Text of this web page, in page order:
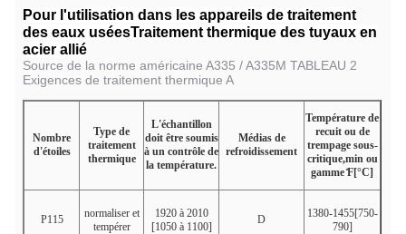
Pour l'utilisation dans les appareils de traitement
des eaux uséesTraitement thermique des tuyaux en
acier allié
Source de la norme américaine A335 / A335M TABLEAU 2
Exigences de traitement thermique A
Nombre
d'étoiles
Type de
traitement
thermique
L'échantillon
doit être soumis
à un contrôle de
la température.
Médias de
refroidissement
Température de
recuit ou de
trempage sous-
critique,min ou
gamme ̊F[°C]
P115
normaliser et
tempérer
1920 à 2010
[1050 à 1100]
D
1380-1455[750-
790]